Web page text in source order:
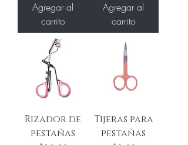
Agregar al
carrito
Agregar al
carrito
Rizador de
pestañas
Tijeras para
pestañas